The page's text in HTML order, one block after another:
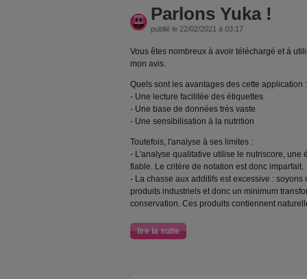
Parlons Yuka !
publié le 22/02/2021 à 03:17
Vous êtes nombreux à avoir téléchargé et à
mon avis.
Quels sont les avantages des cette application :
- Une lecture facilitée des étiquettes
- Une base de données très vaste
- Une sensibilisation à la nutrition
Toutefois, l'analyse à ses limites :
- L'analyse qualitative utilise le nutriscore, une
fiable. Le critère de notation est donc imparfait.
- La chasse aux additifs est excessive : soyons
produits industriels et donc un minimum
conservation. Ces produits contiennent
lire la suite